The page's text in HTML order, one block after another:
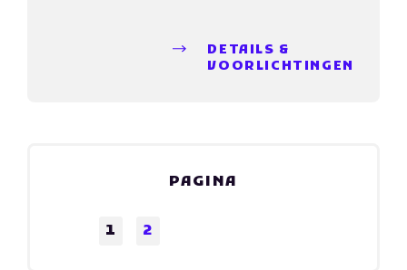
DETAILS &
VOORLICHTINGEN
PAGINA
1 2